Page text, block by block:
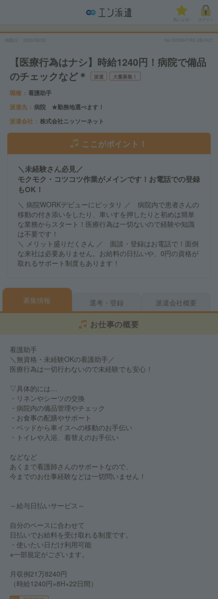
気になる!
No.NISNHTRK-2BJH21
【医療行為はナシ】時給1240円！病院で備品
のチェックなど＊
派遣 大量募集！
職種
看護助手
派遣先
病院 ★勤務地選べます！
派遣会社
株式会社ニッソーネット
ここがポイント！
＼未経験さん必見／
モクモク・コツコツ作業がメインです！お電話での登録
もOK！
＼ 病院WORKデビューにピッタリ ／ 病院内で患者さんの
移動の付き添いをしたり、車いすを押したりと初めは簡単
な業務からスタート！医療行為は一切ないので経験や知識
は不要です！
＼ メリット盛りだくさん ／ 面談・登録はお電話で！面倒
な来社は必要ありません。お給料の日払いや、0円の資格が
取れるサポート制度もあります！
募集情報 選考・登録 派遣会社概要
お仕事の概要
看護助手
＼無資格・未経験OKの看護助手／
医療行為は一切行わないので未経験でも安心！
▽具体的には…
・リネンやシーツの交換
・病院内の備品管理やチェック
・お食事の配膳やサポート
・ベッドから車イスへの移動のお手伝い
・トイレや入浴、着替えのお手伝い
などなど
あくまで看護師さんのサポートなので、
今までのお仕事経験などは一切問いません！
～給与日払いサービス～
自分のペースに合わせて
日払いでお給料を受け取れる制度です。
・使いたい日だけ利用可能
※一部規定がございます。
月収例21万8240円
（時給1240円×8H×22日間）